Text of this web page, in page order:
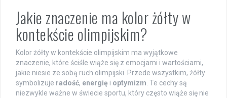
Jakie znaczenie ma kolor żółty w
kontekście olimpijskim?
Kolor żółty w kontekście olimpijskim ma wyjątkowe
znaczenie, które ściśle wiąże się z emocjami i wartościami,
jakie niesie ze sobą ruch olimpijski. Przede wszystkim, żółty
symbolizuje radość, energię i optymizm . Te cechy są
niezwykle ważne w świecie sportu, który często wiąże się nie